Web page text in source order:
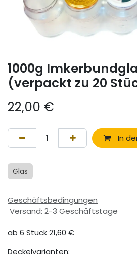
1000g
(verpackt zu 20
22,00 €
In
Glas
Geschäftsbedingungen
Versand: 2-3 Geschäftstage
ab 6 Stück 21,60 €
Deckelvarianten: